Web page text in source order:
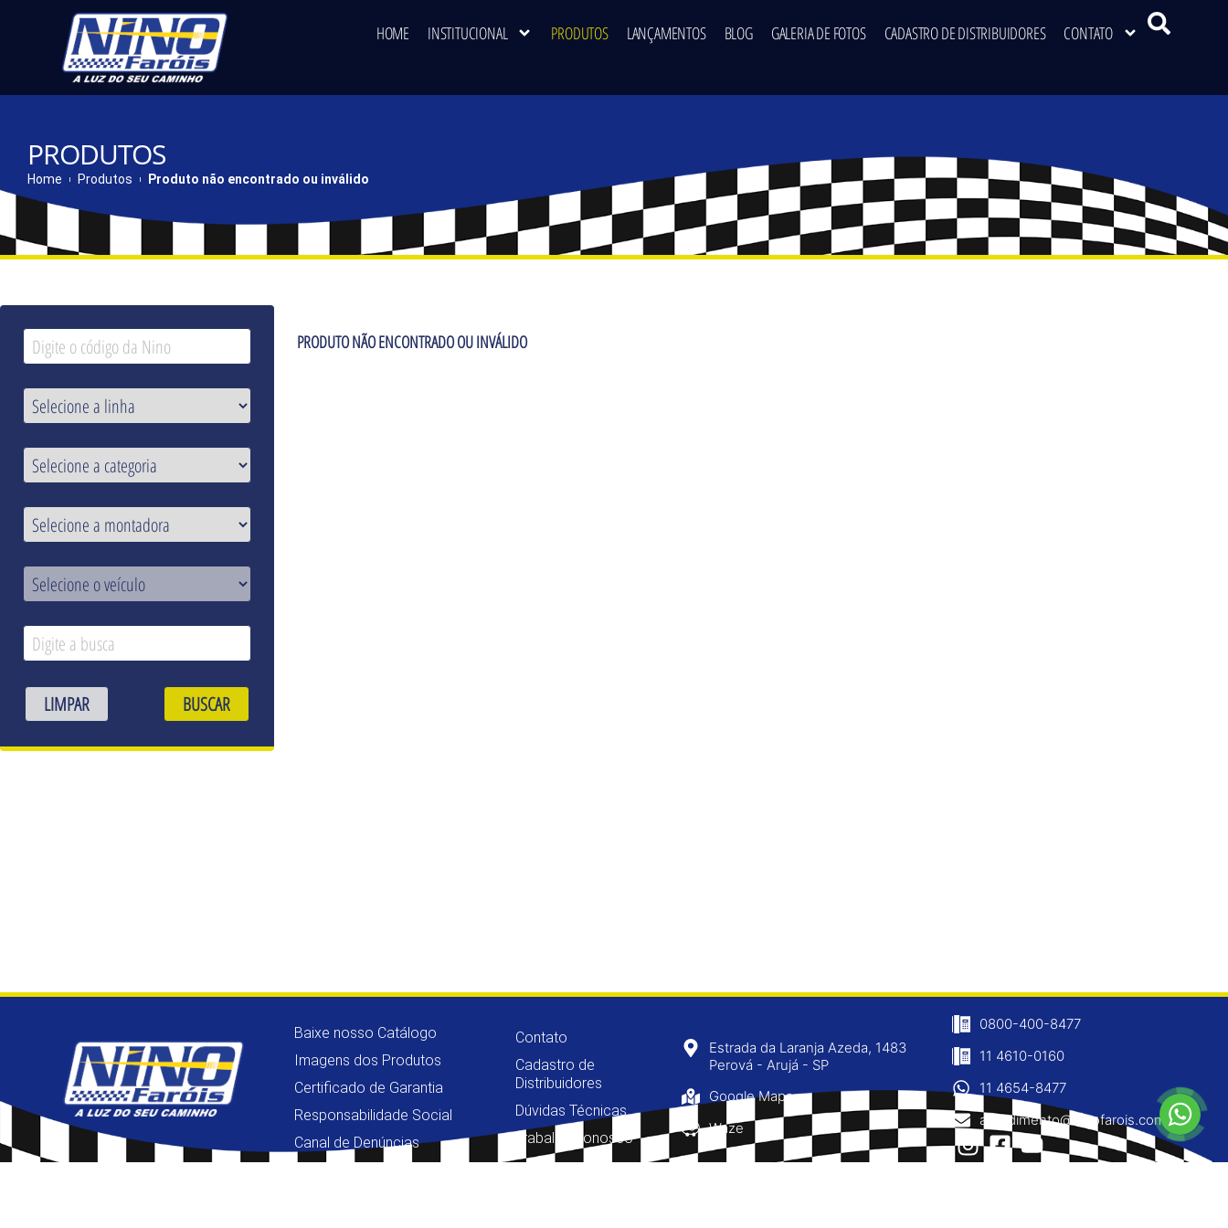
HOME INSTITUCIONAL PRODUTOS LANÇAMENTOS BLOG GALERIA DE FOTOS CADASTRO DE DISTRIBUIDORES CONTATO
PRODUTOS
Home Produtos Produto não encontrado ou inválido
LIMPAR BUSCAR
PRODUTO NÃO ENCONTRADO OU INVÁLIDO
Baixe nosso Catálogo
Imagens dos Produtos
Certificado de Garantia
Responsabilidade Social
Canal de Denúncias
Contato
Cadastro de
Distribuidores
Dúvidas Técnicas
Trabalhe Conosco
Estrada da Laranja Azeda, 1483
Perová - Arujá - SP
Google Maps
Waze
0800-400-8477
11 4610-0160
11 4654-8477
atendimento@ninofarois.com.br